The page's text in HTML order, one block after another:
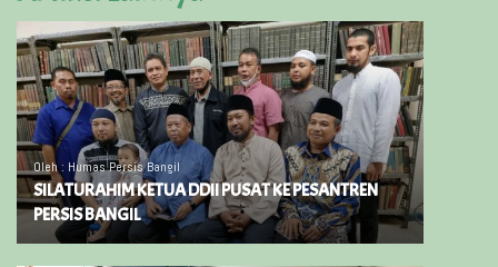
Oleh : Humas Persis Bangil
SILATURAHIM KETUA DDII PUSAT KE PESANTREN
PERSIS BANGIL